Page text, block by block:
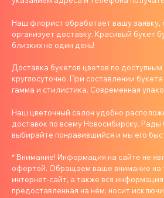
Наш флорист обработает вашу заявку,
организует доставку. Красивый букет
близких не один день!
Доставка букетов цветов по
круглосуточно. При составлении
гамма и стилистика. Современная
Наш цветочный салон удобно
доставок по всему Новосибирску.
выбирайте понравившийся и мы его
* Внимание! Информация на сайте не
офертой. Обращаем ваше внимание на
интернет-сайт, а также вся
предоставленная на нём, носит